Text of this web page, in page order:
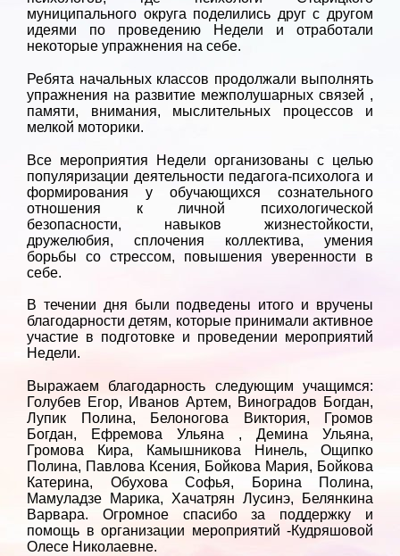
муниципального округа поделились друг с другом
идеями по проведению Недели и отработали
некоторые упражнения на себе.
Ребята начальных классов продолжали выполнять
упражнения на развитие межполушарных связей ,
памяти, внимания, мыслительных процессов и
мелкой моторики.
Все мероприятия Недели организованы с целью
популяризации деятельности педагога-психолога и
формирования у обучающихся сознательного
отношения к личной психологической
безопасности, навыков жизнестойкости,
дружелюбия, сплочения коллектива, умения
борьбы со стрессом, повышения уверенности в
себе.
В течении дня были подведены итого и вручены
благодарности детям, которые принимали активное
участие в подготовке и проведении мероприятий
Недели.
Выражаем благодарность следующим учащимся:
Голубев Егор, Иванов Артем, Виноградов Богдан,
Лупик Полина, Белоногова Виктория, Громов
Богдан, Ефремова Ульяна , Демина Ульяна,
Громова Кира, Камышникова Нинель, Ощипко
Полина, Павлова Ксения, Бойкова Мария, Бойкова
Катерина, Обухова Софья, Борина Полина,
Мамуладзе Марика, Хачатрян Лусинэ, Белянкина
Варвара. Огромное спасибо за поддержку и
помощь в организации мероприятий -Кудряшовой
Олесе Николаевне.